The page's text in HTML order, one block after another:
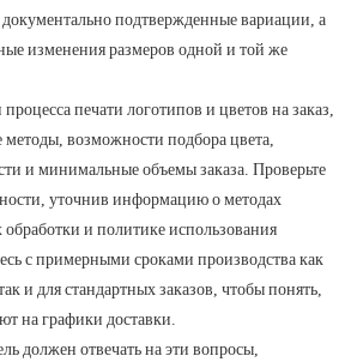
подтвержденные вариации, а
изменения размеров одной и той же
печати логотипов и цветов на заказ,
возможности подбора цвета,
и минимальные объемы заказа. Проверьте
уточнив информацию о методах
и политике использования
с примерными сроками производства как
и для стандартных заказов, чтобы понять,
на графики доставки.
должен отвечать на эти вопросы,